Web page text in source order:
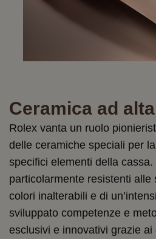
Ceramica ad
Rolex vanta un ruolo
delle ceramiche speciali per
specifici elementi della
particolarmente resistenti alle
colori inalterabili e di
sviluppato competenze e
esclusivi e innovativi grazie